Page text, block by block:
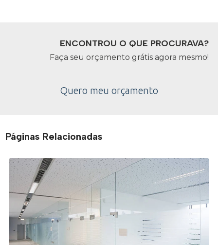
ENCONTROU O QUE PROCURAVA?
Faça seu orçamento grátis agora mesmo!
Quero meu orçamento
Páginas Relacionadas